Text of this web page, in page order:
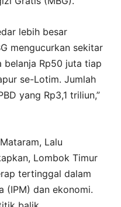
lebih besar
mengucurkan sekitar
belanja Rp50 juta tiap
se-Lotim. Jumlah
yang Rp3,1 triliun,”
Lalu
Lombok Timur
tertinggal dalam
(IPM) dan ekonomi.